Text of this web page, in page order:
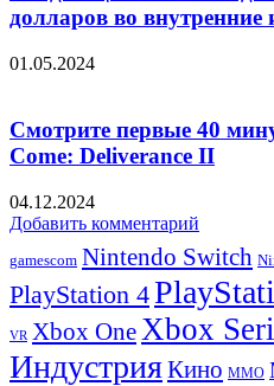
долларов во внутренние
01.05.2024
Смотрите первые 40
Come: Deliverance II
04.12.2024
Добавить комментарий
gamescom Nintendo Switch
PlayStation 4
VR Xbox OneXbox
ИндустрияКино ММО